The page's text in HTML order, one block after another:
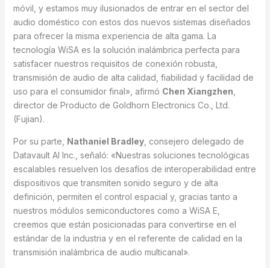
móvil, y estamos muy ilusionados de entrar en el sector del
audio doméstico con estos dos nuevos sistemas diseñados
para ofrecer la misma experiencia de alta gama. La
tecnología WiSA es la solución inalámbrica perfecta para
satisfacer nuestros requisitos de conexión robusta,
transmisión de audio de alta calidad, fiabilidad y facilidad de
uso para el consumidor final», afirmó Chen Xiangzhen
director de Producto de Goldhorn Electronics Co., Ltd.
(Fujian).
Por su parte, Nathaniel Bradley, consejero delegado de
Datavault AI Inc., señaló: «Nuestras soluciones tecnológicas
escalables resuelven los desafíos de interoperabilidad entre
dispositivos que transmiten sonido seguro y de alta
definición, permiten el control espacial y, gracias tanto a
nuestros módulos semiconductores como a WiSA E,
creemos que están posicionadas para convertirse en el
estándar de la industria y en el referente de calidad en la
transmisión inalámbrica de audio multicanal».